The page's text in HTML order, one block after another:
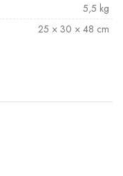
5,5 kg
25 × 30 × 48 cm